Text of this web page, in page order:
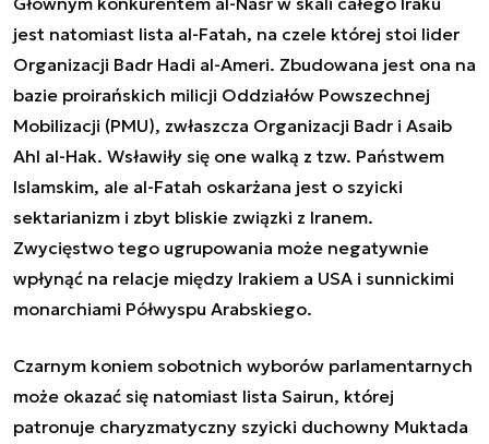
jest natomiast lista al-Fatah, na czele której stoi lider
Organizacji Badr Hadi al-Ameri. Zbudowana jest ona na
bazie proirańskich milicji Oddziałów Powszechnej
Mobilizacji (PMU), zwłaszcza Organizacji Badr i Asaib
Ahl al-Hak. Wsławiły się one walką z tzw. Państwem
Islamskim, ale al-Fatah oskarżana jest o szyicki
sektarianizm i zbyt bliskie związki z Iranem.
Zwycięstwo tego ugrupowania może negatywnie
wpłynąć na relacje między Irakiem a USA i sunnickimi
monarchiami Półwyspu Arabskiego.
Czarnym koniem sobotnich wyborów parlamentarnych
może okazać się natomiast lista Sairun, której
patronuje charyzmatyczny szyicki duchowny Muktada